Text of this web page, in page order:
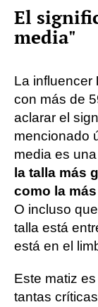
El
media"
La influencer
con más de
aclarar el
mencionado
media es
la talla más
como la
O incluso
talla está
está en el
Este matiz
tantas